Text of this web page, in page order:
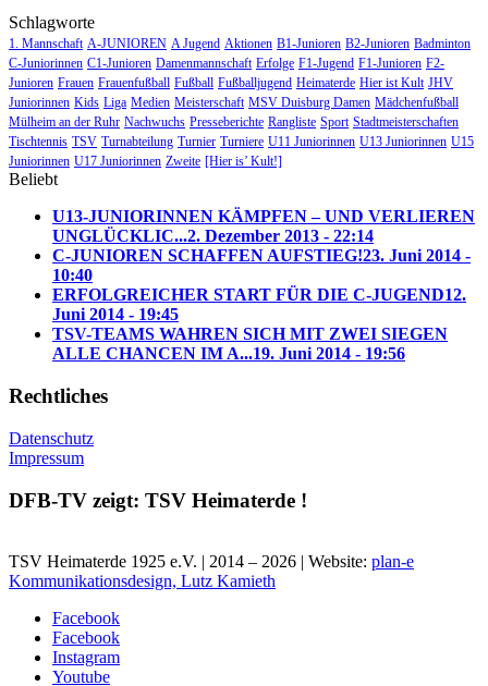
Schlagworte
1. Mannschaft A-JUNIOREN A Jugend Aktionen B1-Junioren B2-Junioren Badminton
C-Juniorinnen C1-Junioren Damenmannschaft Erfolge F1-Jugend F1-Junioren F2-
Junioren Frauen Frauenfußball Fußball Fußballjugend Heimaterde Hier ist Kult JHV
Juniorinnen Kids Liga Medien Meisterschaft MSV Duisburg Damen Mädchenfußball
Mülheim an der Ruhr Nachwuchs Presseberichte Rangliste Sport Stadtmeisterschaften
Tischtennis TSV Turnabteilung Turnier Turniere U11 Juniorinnen U13 Juniorinnen U15
Juniorinnen U17 Juniorinnen Zweite [Hier is’ Kult!]
Beliebt
U13-JUNIORINNEN KÄMPFEN – UND VERLIEREN
UNGLÜCKLIC...2. Dezember 2013 - 22:14
C-JUNIOREN SCHAFFEN AUFSTIEG!23. Juni 2014 -
10:40
ERFOLGREICHER START FÜR DIE C-JUGEND12.
Juni 2014 - 19:45
TSV-TEAMS WAHREN SICH MIT ZWEI SIEGEN
ALLE CHANCEN IM A...19. Juni 2014 - 19:56
Rechtliches
Datenschutz
Impressum
DFB-TV zeigt: TSV Heimaterde !
TSV Heimaterde 1925 e.V. | 2014 – 2026 | Website: plan-e
Kommunikationsdesign, Lutz Kamieth
Facebook
Facebook
Instagram
Youtube